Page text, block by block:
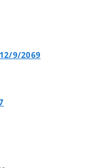
9/2069